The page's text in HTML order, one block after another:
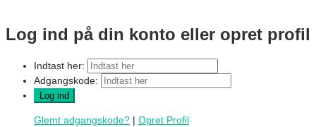
Log ind på din konto eller opret profil
Indtast her:
Adgangskode:
Glemt adgangskode? | Opret Profil